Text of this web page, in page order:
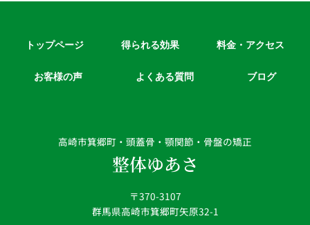
高崎市箕郷町・頭蓋骨・顎関節・骨盤の矯正
整体ゆあさ
〒370-3107
群馬県高崎市箕郷町矢原32-1
トップページ 得られる効果 料金・アクセス
お客様の声 よくある質問 ブログ